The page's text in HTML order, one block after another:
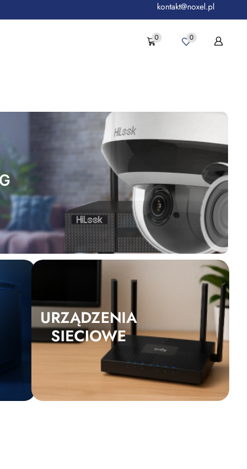
kontakt@noxel.pl
0 0
URZĄDZENIA
SIECIOWE